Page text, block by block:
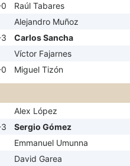
Raúl Tabares
Alejandro Muñoz
Carlos Sancha
Víctor Fajarnes
Miguel Tizón
Alex López
Sergio Gómez
Emmanuel Umunna
David Garea